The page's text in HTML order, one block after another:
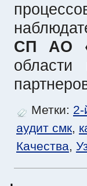
СП АО
Метки: 2-
аудит смк,
Качества,